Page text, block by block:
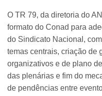
O TR 79, da diretoria do
formato do Conad para
do Sindicato Nacional,
temas centrais, criação de
organizativos e de plano
das plenárias e fim do
de pendências entre